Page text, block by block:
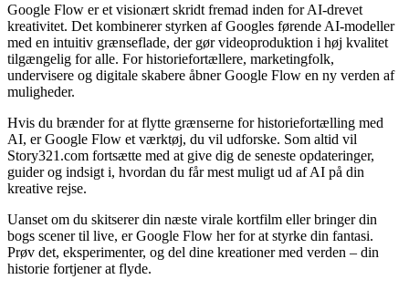
Google Flow er et visionært skridt fremad inden for AI-drevet
kreativitet. Det kombinerer styrken af Googles førende AI-modeller
med en intuitiv grænseflade, der gør videoproduktion i høj kvalitet
tilgængelig for alle. For historiefortællere, marketingfolk,
undervisere og digitale skabere åbner Google Flow en ny verden af
muligheder.
Hvis du brænder for at flytte grænserne for historiefortælling med
AI, er Google Flow et værktøj, du vil udforske. Som altid vil
Story321.com fortsætte med at give dig de seneste opdateringer,
guider og indsigt i, hvordan du får mest muligt ud af AI på din
kreative rejse.
Uanset om du skitserer din næste virale kortfilm eller bringer din
bogs scener til live, er Google Flow her for at styrke din fantasi.
Prøv det, eksperimenter, og del dine kreationer med verden – din
historie fortjener at flyde.